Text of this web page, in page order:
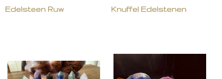
Edelsteen Ruw Knuffel Edelstenen